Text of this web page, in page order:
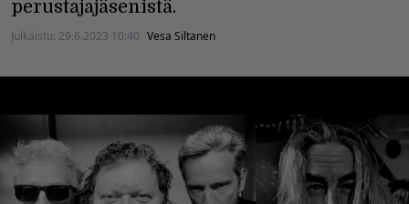
perustajajäsenistä.
Julkaistu: 29.6.2023 10:40 Vesa Siltanen